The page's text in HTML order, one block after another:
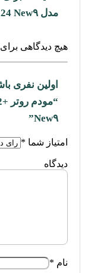
مدل DSL-224 New۹
هیچ دیدگاهی
اولین نفری
New۹”
امتیاز شما *
نام *